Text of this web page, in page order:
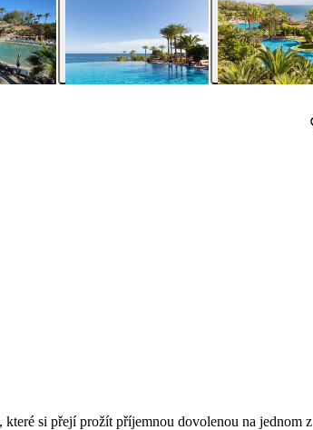
si přejí prožít příjemnou dovolenou na jednom z